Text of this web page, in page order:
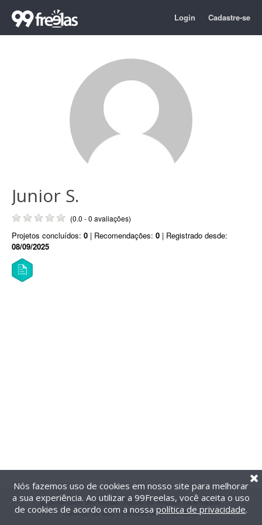
Login Cadastre-se
Junior S.
(0.0 - 0 avaliações)
Projetos concluídos: 0 | Recomendações: 0 | Registrado desde:
08/09/2025
@2014-2026 99Freelas. Todos os direitos reservados.
Termos de uso| Política de privacidade
Nós fazemos uso de cookies em nosso site para melhorar
a sua experiência. Ao utilizar a 99Freelas, você aceita o uso
de cookies de acordo com a nossa política de privacidade.